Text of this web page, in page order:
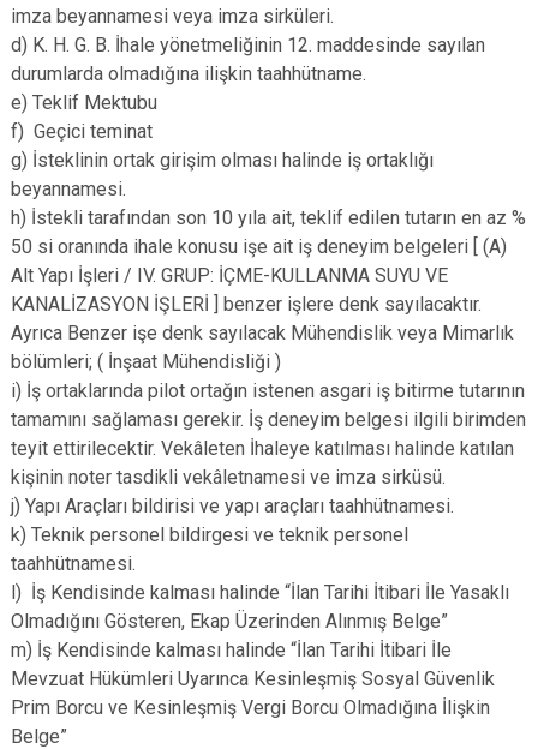
imza beyannamesi veya imza sirküleri.
d) K. H. G. B. İhale yönetmeliğinin 12. maddesinde sayılan
durumlarda olmadığına ilişkin taahhütname.
e) Teklif Mektubu
f) Geçici teminat
g) İsteklinin ortak girişim olması halinde iş ortaklığı
beyannamesi.
h) İstekli tarafından son 10 yıla ait, teklif edilen tutarın en az %
50 si oranında ihale konusu işe ait iş deneyim belgeleri [ (A)
Alt Yapı İşleri / IV. GRUP: İÇME-KULLANMA SUYU VE
KANALİZASYON İŞLERİ ] benzer işlere denk sayılacaktır.
Ayrıca Benzer işe denk sayılacak Mühendislik veya Mimarlık
bölümleri; ( İnşaat Mühendisliği )
i) İş ortaklarında pilot ortağın istenen asgari iş bitirme tutarının
tamamını sağlaması gerekir. İş deneyim belgesi ilgili birimden
teyit ettirilecektir. Vekâleten İhaleye katılması halinde katılan
kişinin noter tasdikli vekâletnamesi ve imza sirküsü.
j) Yapı Araçları bildirisi ve yapı araçları taahhütnamesi.
k) Teknik personel bildirgesi ve teknik personel
taahhütnamesi.
l) İş Kendisinde kalması halinde “İlan Tarihi İtibari İle Yasaklı
Olmadığını Gösteren, Ekap Üzerinden Alınmış Belge”
m) İş Kendisinde kalması halinde “İlan Tarihi İtibari İle
Mevzuat Hükümleri Uyarınca Kesinleşmiş Sosyal Güvenlik
Prim Borcu ve Kesinleşmiş Vergi Borcu Olmadığına İlişkin
Belge”